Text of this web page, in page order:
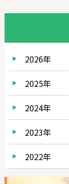
2026年
2025年
2024年
2023年
2022年